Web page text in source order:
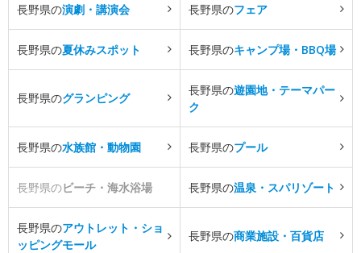
長野県の演劇・講演会 長野県のフェア
長野県の夏休みスポット 長野県のキャンプ場・BBQ場
長野県のグランピング
長野県の遊園地・テーマパー
ク
長野県の水族館・動物園 長野県のプール
長野県のビーチ・海水浴場 長野県の温泉・スパリゾート
長野県のアウトレット・ショ
ッピングモール
長野県の商業施設・百貨店